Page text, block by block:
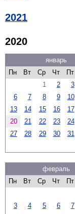
2021
2020
январь
Пн
Вт Ср Чт Пт
1
2 3
6
7 8 9 10
13
14 15 16 17
20
21 22 23 24
27
28 29 30 31
февраль
Пн
Вт Ср Чт Пт
3
4 5 6 7